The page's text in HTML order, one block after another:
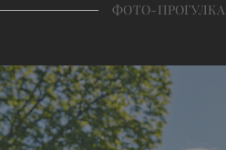
ФОТО-ПРОГУЛКА